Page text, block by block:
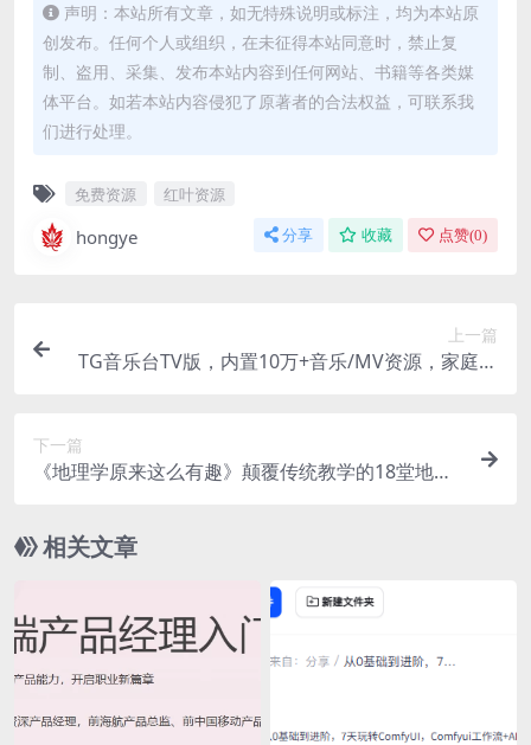
声明：本站所有文章，如无特殊说明或标注，均为本站原
创发布。任何个人或组织，在未征得本站同意时，禁止复
制、盗用、采集、发布本站内容到任何网站、书籍等各类媒
体平台。如若本站内容侵犯了原著者的合法权益，可联系我
们进行处理。
免费资源 红叶资源
hongye 分享 收藏 点赞(0)
上一篇
TG音乐台TV版，内置10万+音乐/MV资源，家庭影
下一篇
《地理学原来这么有趣》颠覆传统教学的18堂地理
相关文章